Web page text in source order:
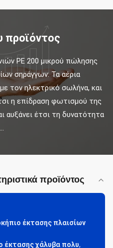
προϊόντος
PE 200 μικρού πώλησης
σηράγγων: Τα αέρια
τον ηλεκτρικό σωλήνα, και
η επίδραση φωτισμού της
αυξάνει έτσι τη δυνατότητα
προϊόντος
έκτασης πλαισίων
έκτασης χάλυβα πολυ,